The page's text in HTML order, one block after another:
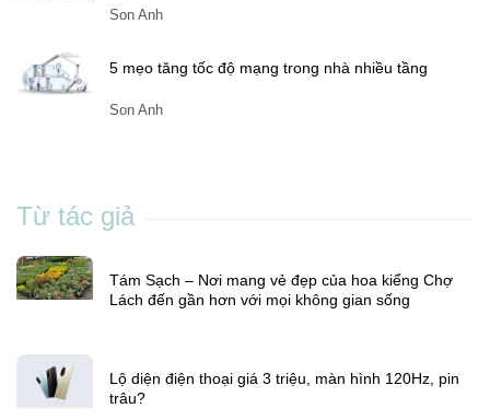
Son Anh
5 mẹo tăng tốc độ mạng trong nhà nhiều tầng
Son Anh
Từ tác giả
Tám Sạch – Nơi mang vẻ đẹp của hoa kiểng Chợ
Lách đến gần hơn với mọi không gian sống
Lộ diện điện thoại giá 3 triệu, màn hình 120Hz, pin
trâu?